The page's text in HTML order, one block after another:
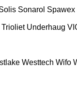
Sonarol Spawex
Trioliet Underhaug
Westtech Wifo